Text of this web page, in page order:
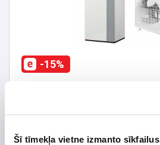
Šī tīmekļa vietne izmanto sīkfailus
7 649,15 €
-15%